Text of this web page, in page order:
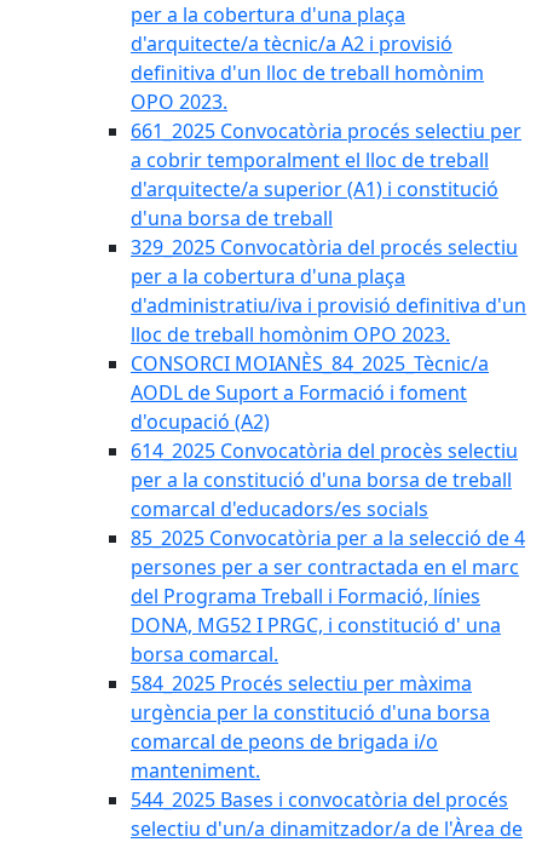
per a la cobertura d'una plaça
d'arquitecte/a tècnic/a A2 i provisió
definitiva d'un lloc de treball homònim
OPO 2023.
661_2025 Convocatòria procés selectiu per
a cobrir temporalment el lloc de treball
d'arquitecte/a superior (A1) i constitució
d'una borsa de treball
329_2025 Convocatòria del procés selectiu
per a la cobertura d'una plaça
d'administratiu/iva i provisió definitiva d'un
lloc de treball homònim OPO 2023.
CONSORCI MOIANÈS_84_2025_Tècnic/a
AODL de Suport a Formació i foment
d'ocupació (A2)
614_2025 Convocatòria del procès selectiu
per a la constitució d'una borsa de treball
comarcal d'educadors/es socials
85_2025 Convocatòria per a la selecció de 4
persones per a ser contractada en el marc
del Programa Treball i Formació, línies
DONA, MG52 I PRGC, i constitució d' una
borsa comarcal.
584_2025 Procés selectiu per màxima
urgència per la constitució d'una borsa
comarcal de peons de brigada i/o
manteniment.
544_2025 Bases i convocatòria del procés
selectiu d'un/a dinamitzador/a de l'Àrea de